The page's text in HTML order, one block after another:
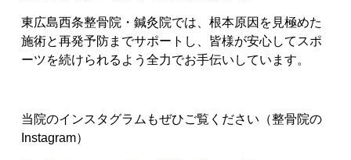
東広島西条整骨院・鍼灸院では、根本原因を見極めた
施術と再発予防までサポートし、皆様が安心してスポ
ーツを続けられるよう全力でお手伝いしています。
当院のインスタグラムもぜひご覧ください（整骨院の
Instagram）